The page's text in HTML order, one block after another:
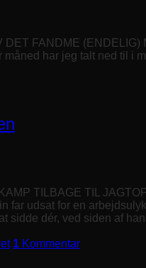
FANDME
har jeg talt ned til i
TILBAGE TIL
far udsat for en
sidde dér, ved siden af
1 Kommentar